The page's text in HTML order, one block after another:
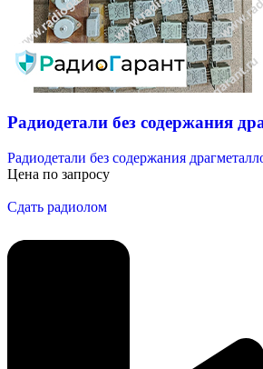
Радиодетали без содержания
Радиодетали без содержания
Цена по запросу
Сдать радиолом